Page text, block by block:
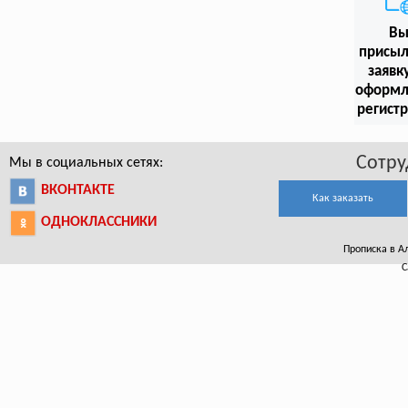
Вы
Мы в социальных сетях:
ВКОНТАКТЕ
ОДНОКЛАССНИКИ
Как заказать
Прописка в